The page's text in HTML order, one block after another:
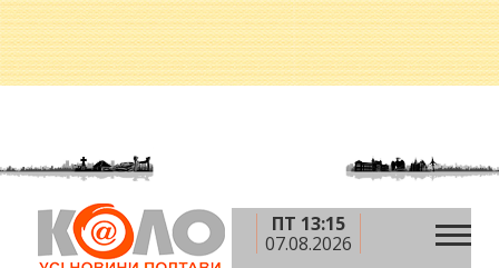
ПТ 13:15
07.08.2026
Головна » Новини » Народні новини
Полтаві пройшов спільний мітинг працівників